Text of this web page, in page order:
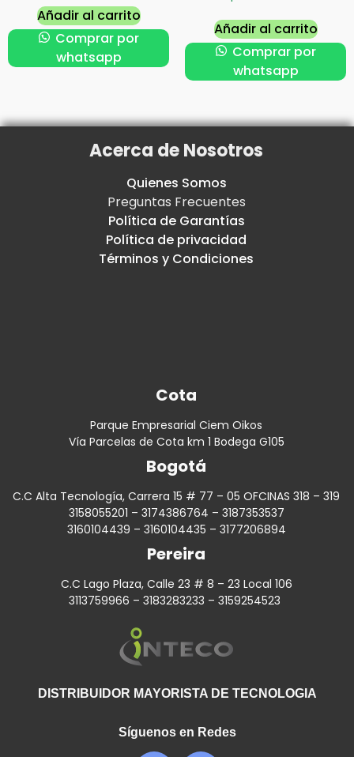
Añadir al carrito
Comprar por
whatsapp
Añadir al carrito
Comprar por
whatsapp
Acerca de Nosotros
Quienes Somos
Preguntas Frecuentes
Política de Garantías
Política de privacidad
Términos y Condiciones
Cota
Parque Empresarial Ciem Oikos
Vía Parcelas de Cota km 1 Bodega G105
Bogotá
C.C Alta Tecnología, Carrera 15 # 77 – 05 OFCINAS 318 – 319
3158055201 – 3174386764 – 3187353537
3160104439 – 3160104435 – 3177206894
Pereira
C.C Lago Plaza, Calle 23 # 8 – 23 Local 106
3113759966 – 3183283233 – 3159254523
DISTRIBUIDOR MAYORISTA DE TECNOLOGIA
Síguenos en Redes